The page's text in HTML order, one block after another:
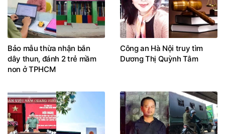
Bảo mẫu thừa nhận bắn
dây thun, đánh 2 trẻ mầm
non ở TPHCM
Công an Hà Nội truy tìm
Dương Thị Quỳnh Tâm